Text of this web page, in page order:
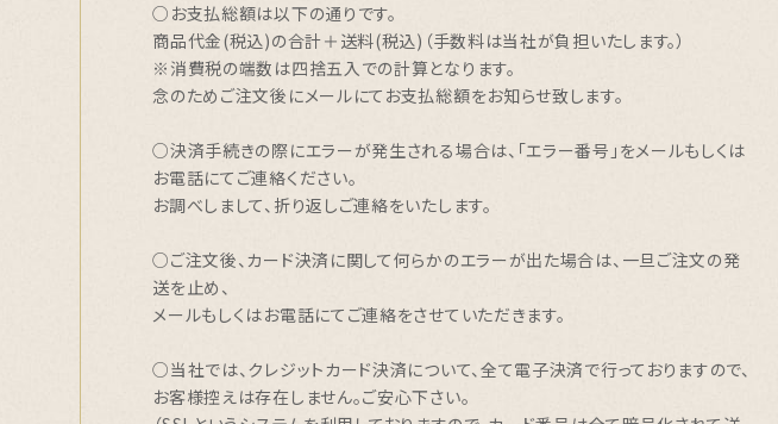
○お支払総額は以下の通りです。
商品代金(税込)の合計＋送料(税込)（手数料は当社が負担いたします。）
※消費税の端数は四捨五入での計算となります。
念のためご注文後にメールにてお支払総額をお知らせ致します。
○決済手続きの際にエラーが発生される場合は、「エラー番号」をメールもしくは
お電話にてご連絡ください。
お調べしまして、折り返しご連絡をいたします。
○ご注文後、カード決済に関して何らかのエラーが出た場合は、一旦ご注文の発
送を止め、
メールもしくはお電話にてご連絡をさせていただきます。
○当社では、クレジットカード決済について、全て電子決済で行っておりますので、
お客様控えは存在しません。ご安心下さい。